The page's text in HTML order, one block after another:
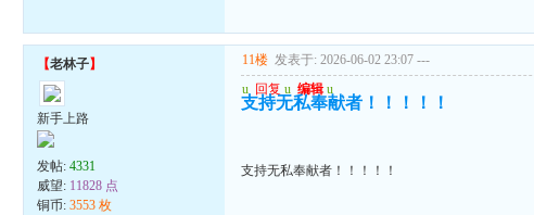
【老林子】
新手上路
发帖:4331
威望: 11828 点
铜币:3553 枚
11楼 发表于: 2026-06-02 23:07 ---
u 回复 u 编辑 u
支持无私奉献者！！！！！
支持无私奉献者！！！！！